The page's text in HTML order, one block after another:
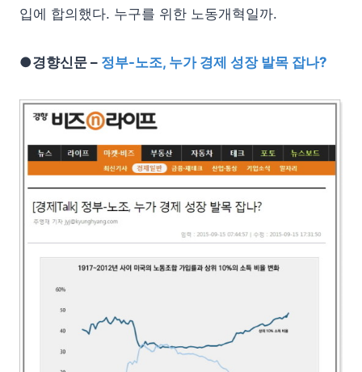
입에 합의했다. 누구를 위한 노동개혁일까.
●경향신문 – 정부-노조, 누가 경제 성장 발목 잡나?